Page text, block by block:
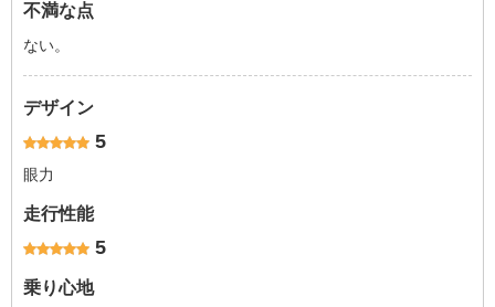
不満な点
ない。
デザイン
5
眼力
走行性能
5
乗り心地